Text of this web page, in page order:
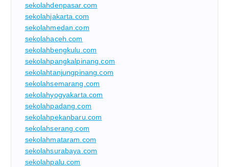
sekolahdenpasar.com
sekolahjakarta.com
sekolahmedan.com
sekolahaceh.com
sekolahbengkulu.com
sekolahpangkalpinang.com
sekolahtanjungpinang.com
sekolahsemarang.com
sekolahyogyakarta.com
sekolahpadang.com
sekolahpekanbaru.com
sekolahserang.com
sekolahmataram.com
sekolahsurabaya.com
sekolahpalu.com